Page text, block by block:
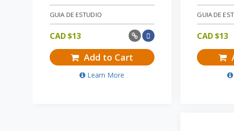
GUIA DE ESTUDIO
CAD $13
Add to Cart
Learn More
GUIA DE
CAD $13